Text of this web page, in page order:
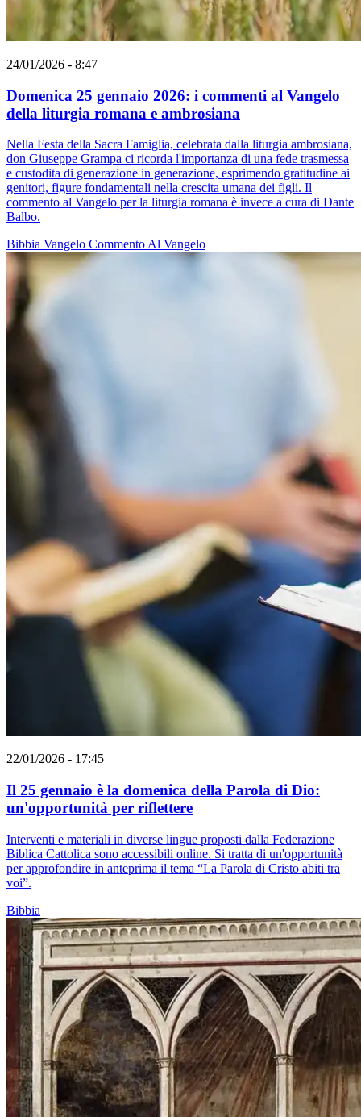
24/01/2026 - 8:47
Domenica 25 gennaio 2026: i commenti al Vangelo
della liturgia romana e ambrosiana
Nella Festa della Sacra Famiglia, celebrata dalla liturgia ambrosiana,
don Giuseppe Grampa ci ricorda l'importanza di una fede trasmessa
e custodita di generazione in generazione, esprimendo gratitudine ai
genitori, figure fondamentali nella crescita umana dei figli. Il
commento al Vangelo per la liturgia romana è invece a cura di Dante
Balbo.
Bibbia Vangelo Commento Al Vangelo
22/01/2026 - 17:45
Il 25 gennaio è la domenica della Parola di Dio:
un'opportunità per riflettere
Interventi e materiali in diverse lingue proposti dalla Federazione
Biblica Cattolica sono accessibili online. Si tratta di un'opportunità
per approfondire in anteprima il tema “La Parola di Cristo abiti tra
voi”.
Bibbia